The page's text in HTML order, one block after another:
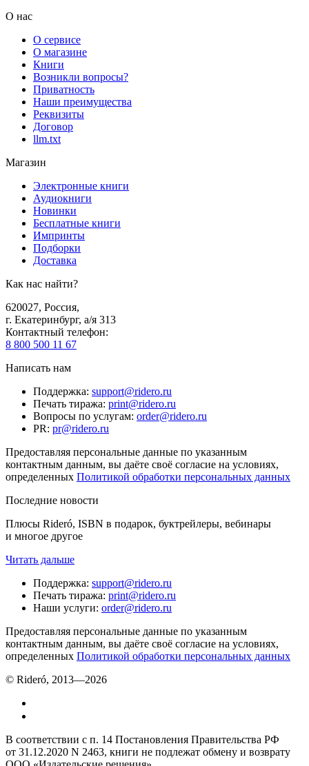
О нас
О сервисе
О магазине
Книги
Возникли вопросы?
Приватность
Наши преимущества
Реквизиты
Договор
llm.txt
Магазин
Электронные книги
Аудиокниги
Новинки
Бесплатные книги
Импринты
Подборки
Доставка
Как нас найти?
620027, Россия,
г. Екатеринбург, а/я 313
Контактный телефон:
8 800 500 11 67
Написать нам
Поддержка: support@ridero.ru
Печать тиража: print@ridero.ru
Вопросы по услугам: order@ridero.ru
PR: pr@ridero.ru
Предоставляя персональные данные по указанным
контактным данным, вы даёте своё согласие на условиях,
определенных Политикой обработки персональных данных
Последние новости
Плюсы Rideró, ISBN в подарок, буктрейлеры, вебинары
и многое другое
Читать дальше
Поддержка: support@ridero.ru
Печать тиража: print@ridero.ru
Наши услуги: order@ridero.ru
Предоставляя персональные данные по указанным
контактным данным, вы даёте своё согласие на условиях,
определенных Политикой обработки персональных данных
© Rideró, 2013—2026
В соответствии с п. 14 Постановления Правительства РФ
от 31.12.2020 N 2463, книги не подлежат обмену и возврату